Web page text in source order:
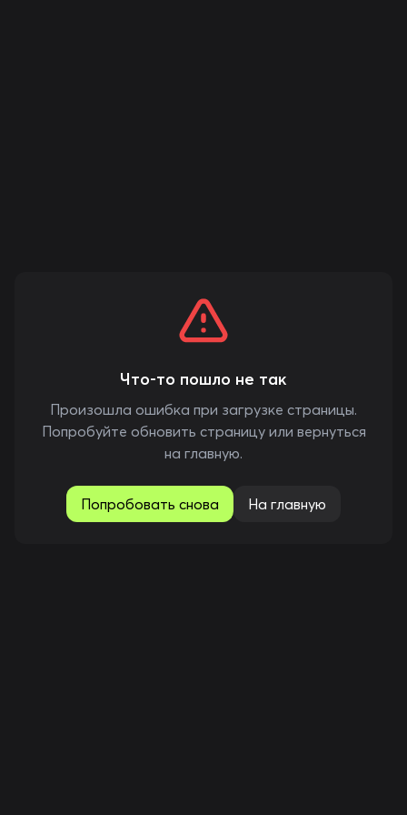
Что-то пошло не так
Произошла ошибка при загрузке страницы.
Попробуйте обновить страницу или вернуться
на главную.
Попробовать снова На главную